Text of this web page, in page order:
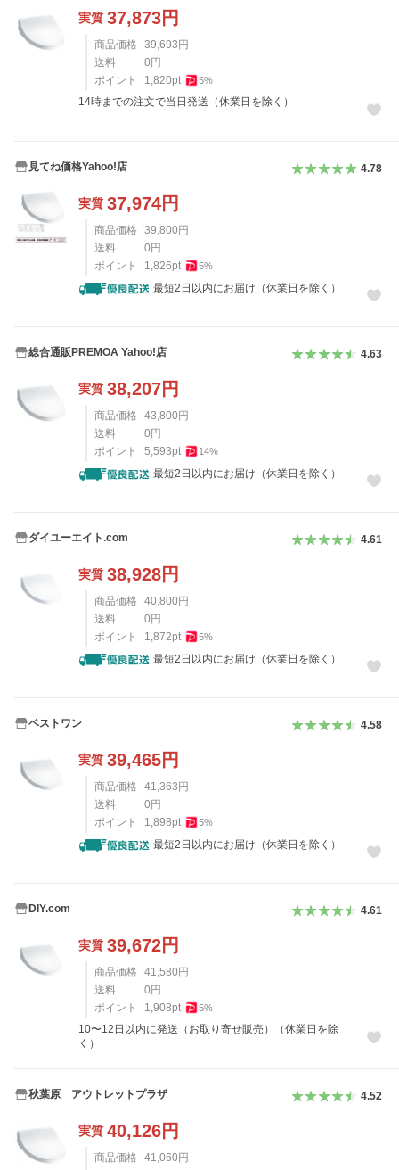
実質 37,873円
商品価格 39,693 円
送料
0 円
ポイント
1,820pt 5%
14時までの注文で当日発送（休業日を除く）
見てね価格Yahoo!店 4.78
実質 37,974円
商品価格 39,800 円
送料
0 円
ポイント
1,826pt 5%
最短2日以内にお届け（休業日を除く）
総合通販PREMOA Yahoo!店 4.63
実質 38,207円
商品価格 43,800 円
送料
0 円
ポイント
5,593pt 14%
最短2日以内にお届け（休業日を除く）
ダイユーエイト.com 4.61
実質 38,928円
商品価格 40,800 円
送料
0 円
ポイント
1,872pt 5%
最短2日以内にお届け（休業日を除く）
ベストワン 4.58
実質 39,465円
商品価格 41,363 円
送料
0 円
ポイント
1,898pt 5%
最短2日以内にお届け（休業日を除く）
DIY.com 4.61
実質 39,672円
商品価格 41,580 円
送料
0 円
ポイント
1,908pt 5%
10〜12日以内に発送（お取り寄せ販売）（休業日を除
く）
秋葉原 アウトレットプラザ 4.52
実質 40,126円
商品価格 41,060 円